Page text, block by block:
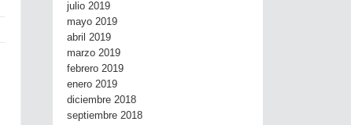
julio 2019
mayo 2019
abril 2019
marzo 2019
febrero 2019
enero 2019
diciembre 2018
septiembre 2018